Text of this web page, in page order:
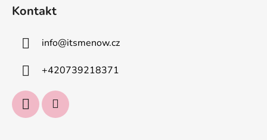
Kontakt
info@itsmenow.cz
+420739218371